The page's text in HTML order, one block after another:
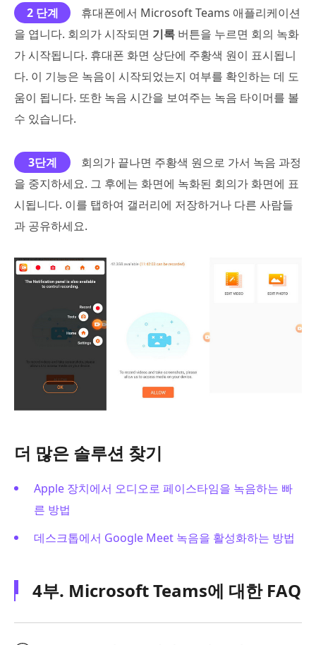
2 단계
휴대폰에서 Microsoft Teams 애플리케이션
을 엽니다. 회의가 시작되면 기록 버튼을 누르면 회의 녹화
가 시작됩니다. 휴대폰 화면 상단에 주황색 원이 표시됩니
다. 이 기능은 녹음이 시작되었는지 여부를 확인하는 데 도
움이 됩니다. 또한 녹음 시간을 보여주는 녹음 타이머를 볼
수 있습니다.
3단계
회의가 끝나면 주황색 원으로 가서 녹음 과정
을 중지하세요. 그 후에는 화면에 녹화된 회의가 화면에 표
시됩니다. 이를 탭하여 갤러리에 저장하거나 다른 사람들
과 공유하세요.
더 많은 솔루션 찾기
Apple 장치에서 오디오로 페이스타임을 녹음하는 빠
른 방법
데스크톱에서 Google Meet 녹음을 활성화하는 방법
4부. Microsoft Teams에 대한 FAQ